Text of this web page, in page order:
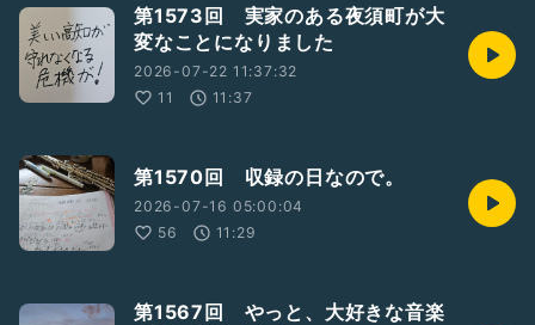
第1573回 実家のある夜須町が大
変なことになりました
2026-07-22 11:37:32
11
11:37
第1570回 収録の日なので。
2026-07-16 05:00:04
56
11:29
第1567回 やっと、大好きな音楽